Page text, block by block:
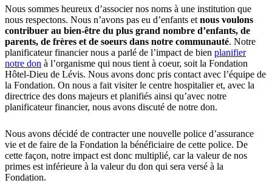
Nous sommes heureux d’associer nos noms à une institution que
nous respectons. Nous n’avons pas eu d’enfants et nous voulons
contribuer au bien-être du plus grand nombre d’enfants, de
parents, de frères et de soeurs dans notre communauté. Notre
planificateur financier nous a parlé de l’impact de bien planifier
notre don à l’organisme qui nous tient à coeur, soit la Fondation
Hôtel-Dieu de Lévis. Nous avons donc pris contact avec l’équipe de
la Fondation. On nous a fait visiter le centre hospitalier et, avec la
directrice des dons majeurs et planifiés ainsi qu’avec notre
planificateur financier, nous avons discuté de notre don.
Nous avons décidé de contracter une nouvelle police d’assurance
vie et de faire de la Fondation la bénéficiaire de cette police. De
cette façon, notre impact est donc multiplié, car la valeur de nos
primes est inférieure à la valeur du don qui sera versé à la
Fondation.